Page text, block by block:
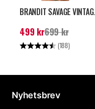
Nuvarande pris:499
kr Tidigare pris:699 kr
499 kr699 kr
Betyg: (188) 4.6
Nyhetsbrev